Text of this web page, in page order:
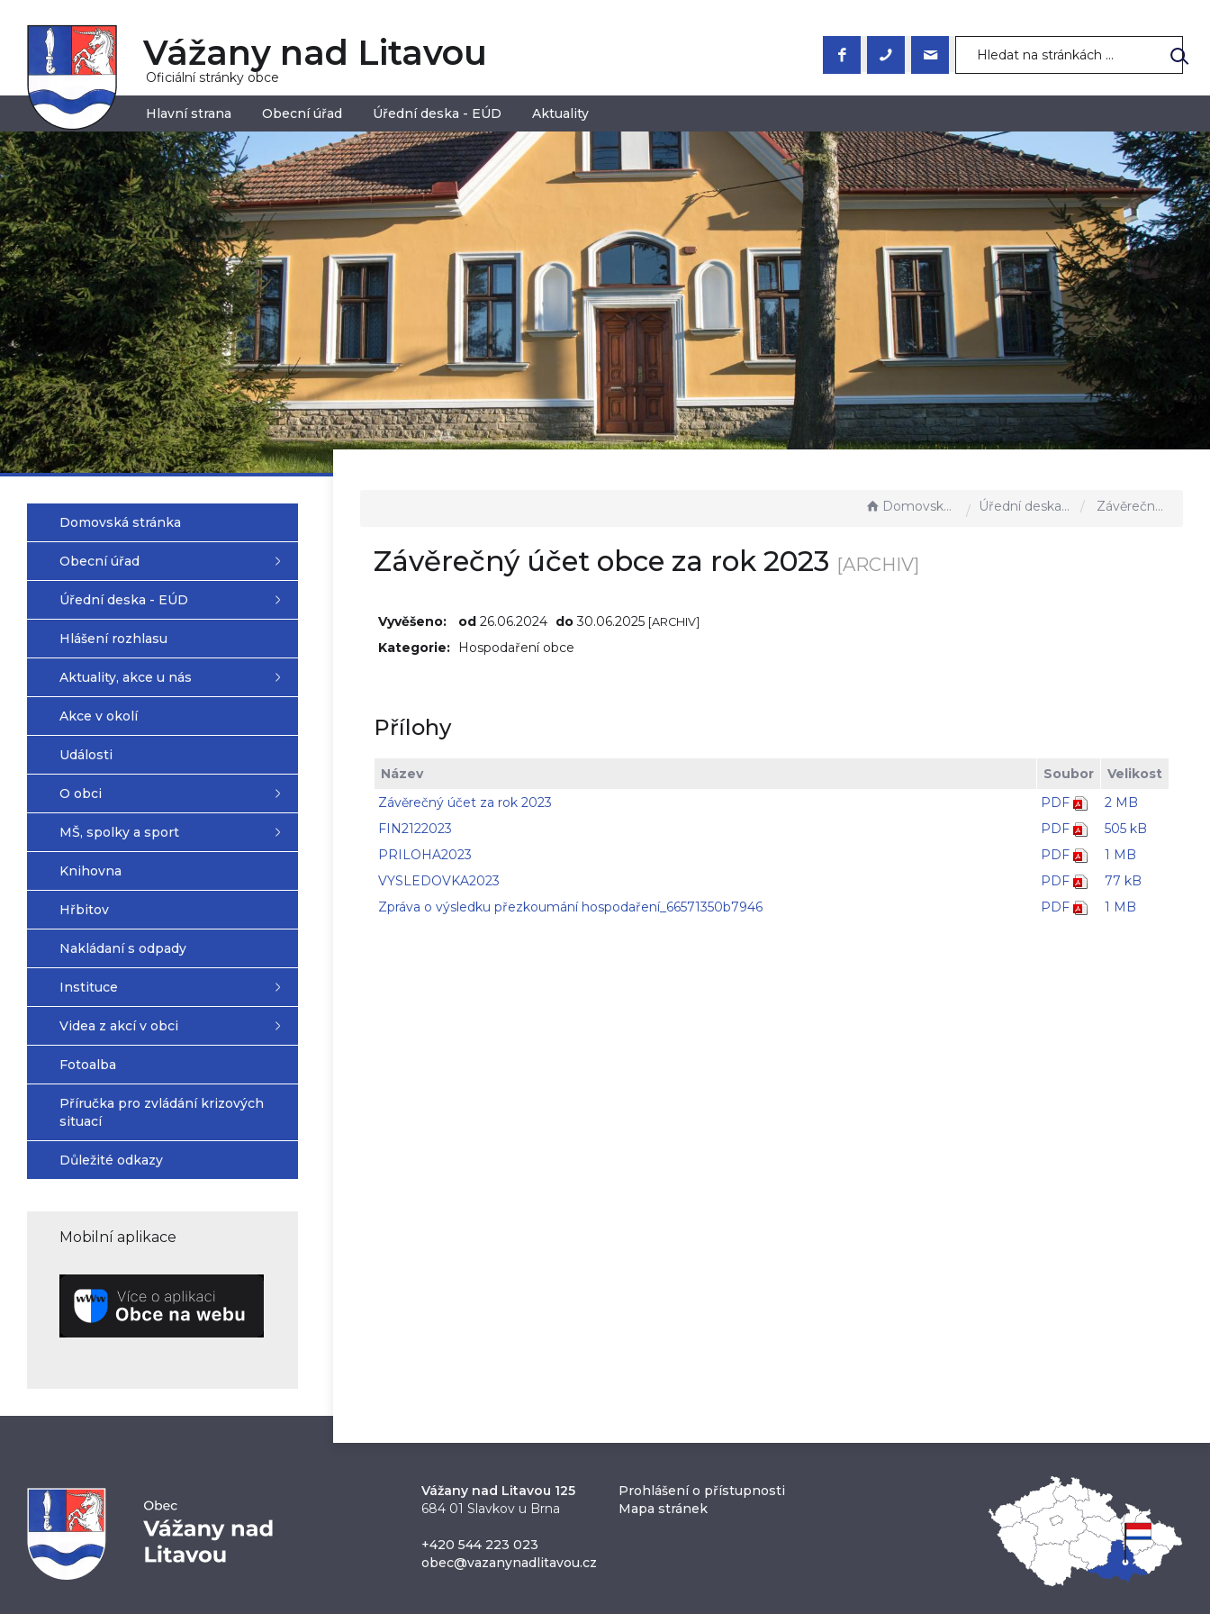
Vážany nad Litavou
Oficiální stránky obce
Hlavní strana Obecní úřad Úřední deska - EÚD Aktuality
Domovská stránka
Obecní úřad
Úřední deska - EÚD
Hlášení rozhlasu
Aktuality, akce u nás
Akce v okolí
Události
O obci
MŠ, spolky a sport
Knihovna
Hřbitov
Nakládaní s odpady
Instituce
Videa z akcí v obci
Fotoalba
Příručka pro zvládání krizových
situací
Důležité odkazy
Mobilní aplikace
Domovská stránka Úřední deska - EÚD Závěrečný účet obce za rok 2023
Závěrečný účet obce za rok 2023 [ARCHIV]
Vyvěšeno: od 26.06.2024 do30.06.2025 [ARCHIV]
Kategorie: Hospodaření obce
Přílohy
Název Soubor
Velikost
Závěrečný účet za rok 2023
PDF
2 MB
FIN2122023
PDF
505 kB
PRILOHA2023
PDF
1 MB
VYSLEDOVKA2023
PDF
77 kB
Zpráva o výsledku přezkoumání hospodaření_66571350b7946
PDF 1 MB
Vážany nad Litavou 125
684 01 Slavkov u Brna
+420 544 223 023
obec@vazanynadlitavou.cz
Prohlášení o přístupnosti
Mapa stránek